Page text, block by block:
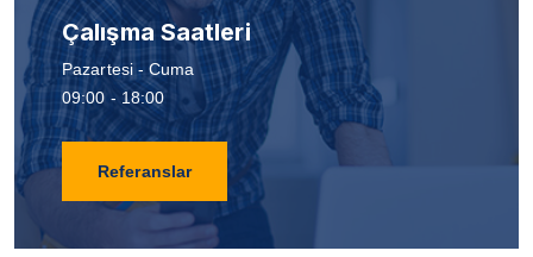
Çalışma Saatleri
Pazartesi - Cuma
09:00 - 18:00
Referanslar